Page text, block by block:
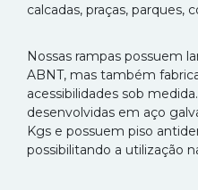
calcadas, praças, parques,
Nossas rampas possuem
ABNT, mas também
acessibilidades sob
desenvolvidas em aço
Kgs e possuem piso
possibilitando a utilização